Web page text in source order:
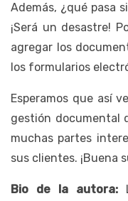
Además, ¿qué pasa
¡Será un desastre!
agregar los
los formularios
Esperamos que así
gestión documental
muchas partes
sus clientes. ¡Buena
Bio de la autora: